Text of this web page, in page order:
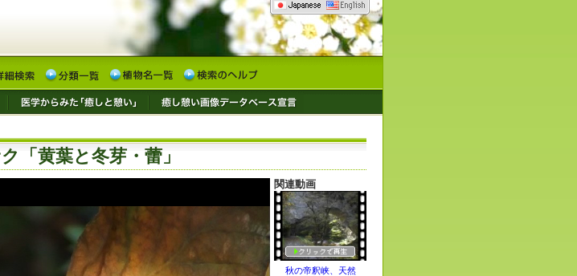
「黄葉と冬芽・蕾」
関連動画
秋の帝釈峡、天然